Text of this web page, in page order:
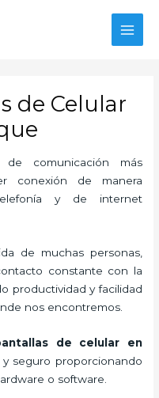
de Celular
comunicación más
conexión de manera
y de internet
de muchas personas,
constante con la
productividad y facilidad
nos encontremos.
de celular en
seguro proporcionando
o software.